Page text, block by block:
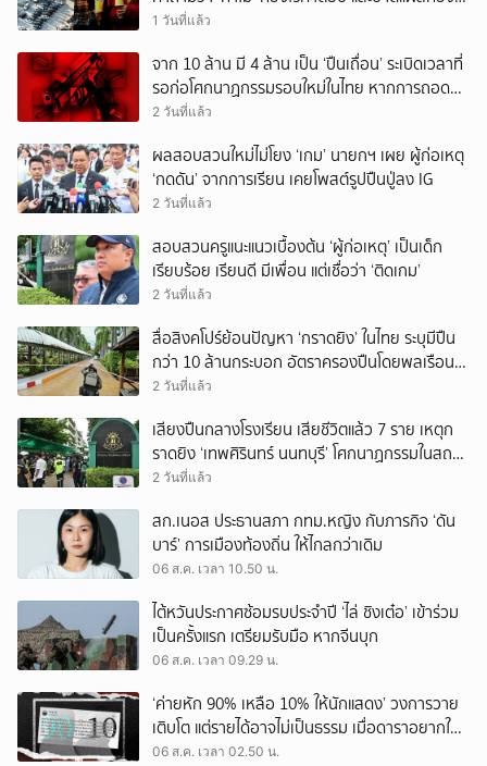
ทวงความรับผิดชอบไม่จบ
1 วันที่แล้ว
จาก 10 ล้าน มี 4 ล้าน เป็น ‘ปืนเถื่อน’ ระเบิดเวลาที่
รอก่อโศกนาฏกรรมรอบใหม่ในไทย หากการถอดบท
เรียนของรัฐเป็นเพียง ‘ลมปาก’
2 วันที่แล้ว
ผลสอบสวนใหม่ไม่โยง ‘เกม’ นายกฯ เผย ผู้ก่อเหตุ
‘กดดัน’ จากการเรียน เคยโพสต์รูปปืนปู่ลง IG
2 วันที่แล้ว
สอบสวนครูแนะแนวเบื้องต้น ‘ผู้ก่อเหตุ’ เป็นเด็ก
เรียบร้อย เรียนดี มีเพื่อน แต่เชื่อว่า ‘ติดเกม’
2 วันที่แล้ว
สื่อสิงคโปร์ย้อนปัญหา ‘กราดยิง’ ในไทย ระบุมีปืน
กว่า 10 ล้านกระบอก อัตราครองปืนโดยพลเรือน
สูงที่สุดในภูมิภาค
2 วันที่แล้ว
เสียงปืนกลางโรงเรียน เสียชีวิตแล้ว 7 ราย เหตุก
ราดยิง ‘เทพศิรินทร์ นนทบุรี’ โศกนาฏกรรมในสถาน
ศึกษา ครั้งที่ 2 ในรอบปี
2 วันที่แล้ว
สก.เนอส ประธานสภา กทม.หญิง กับภารกิจ ‘ดัน
บาร์’ การเมืองท้องถิ่น ให้ไกลกว่าเดิม
06 ส.ค. เวลา 10.50 น.
ไต้หวันประกาศซ้อมรบประจำปี ‘ไล่ ชิงเต๋อ’ เข้าร่วม
เป็นครั้งแรก เตรียมรับมือ หากจีนบุก
06 ส.ค. เวลา 09.29 น.
‘ค่ายหัก 90% เหลือ 10% ให้นักแสดง’ วงการวาย
เติบโต แต่รายได้อาจไม่เป็นธรรม เมื่อดาราอยากให้มี
‘สัญญามาตรฐาน’
06 ส.ค. เวลา 02.50 น.